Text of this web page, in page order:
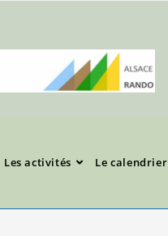
Les activités Le calendrier